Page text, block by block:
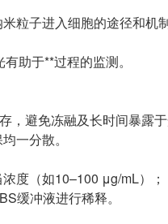
粒子进入细胞的途径和机制
助于**过程的监测。
，避免冻融及长时间暴露于
一分散。
度（如10–100 μg/mL）；
缓冲液进行稀释。